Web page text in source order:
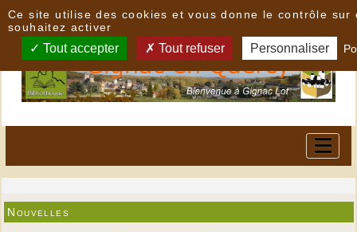
Nouvelles
Ce site utilise des cookies et vous donne le contrôle sur
souhaitez activer
Tout accepter Tout refuser Personnaliser